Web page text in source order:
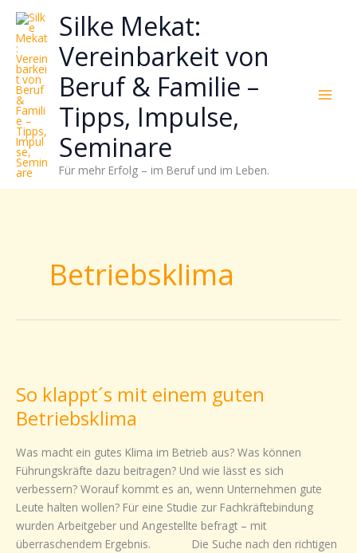
Zum
Inhalt
springen
Silke Mekat:
Vereinbarkeit von
Beruf & Familie –
Tipps, Impulse,
Seminare
Für mehr Erfolg – im Beruf und im Leben.
Betriebsklima
So klappt´s mit einem guten
Betriebsklima
Was macht ein gutes Klima im Betrieb aus? Was können
Führungskräfte dazu beitragen? Und wie lässt es sich
verbessern? Worauf kommt es an, wenn Unternehmen gute
Leute halten wollen? Für eine Studie zur Fachkräftebindung
wurden Arbeitgeber und Angestellte befragt – mit
überraschendem Ergebnis. Die Suche nach den richtigen
´s
mit
einem
guten
Betriebsklima
wie
sich
Stress
reduzieren
Energie
gezielter
einsetzen
lässt?
Einfach